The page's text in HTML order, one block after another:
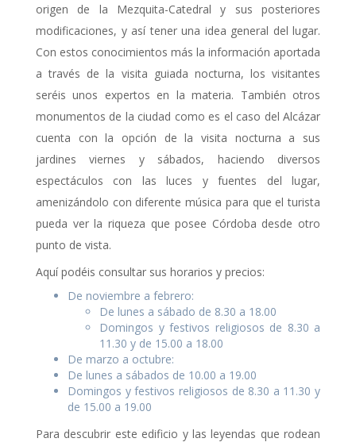
origen de la Mezquita-Catedral y sus posteriores
modificaciones, y así tener una idea general del lugar.
Con estos conocimientos más la información aportada
a través de la visita guiada nocturna, los visitantes
seréis unos expertos en la materia. También otros
monumentos de la ciudad como es el caso del Alcázar
cuenta con la opción de la visita nocturna a sus
jardines viernes y sábados, haciendo diversos
espectáculos con las luces y fuentes del lugar,
amenizándolo con diferente música para que el turista
pueda ver la riqueza que posee Córdoba desde otro
punto de vista.
Aquí podéis consultar sus horarios y precios:
De noviembre a febrero:
De lunes a sábado de 8.30 a 18.00
Domingos y festivos religiosos de 8.30 a
11.30 y de 15.00 a 18.00
De marzo a octubre:
De lunes a sábados de 10.00 a 19.00
Domingos y festivos religiosos de 8.30 a 11.30 y
de 15.00 a 19.00
Para descubrir este edificio y las leyendas que rodean